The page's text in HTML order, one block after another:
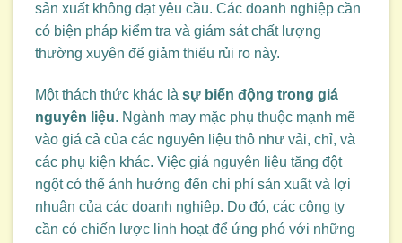
sản xuất không đạt yêu cầu. Các doanh nghiệp cần
có biện pháp kiểm tra và giám sát chất lượng
thường xuyên để giảm thiểu rủi ro này.
Một thách thức khác là sự biến động trong giá
nguyên liệu. Ngành may mặc phụ thuộc mạnh mẽ
vào giá cả của các nguyên liệu thô như vải, chỉ, và
các phụ kiện khác. Việc giá nguyên liệu tăng đột
ngột có thể ảnh hưởng đến chi phí sản xuất và lợi
nhuận của các doanh nghiệp. Do đó, các công ty
cần có chiến lược linh hoạt để ứng phó với những